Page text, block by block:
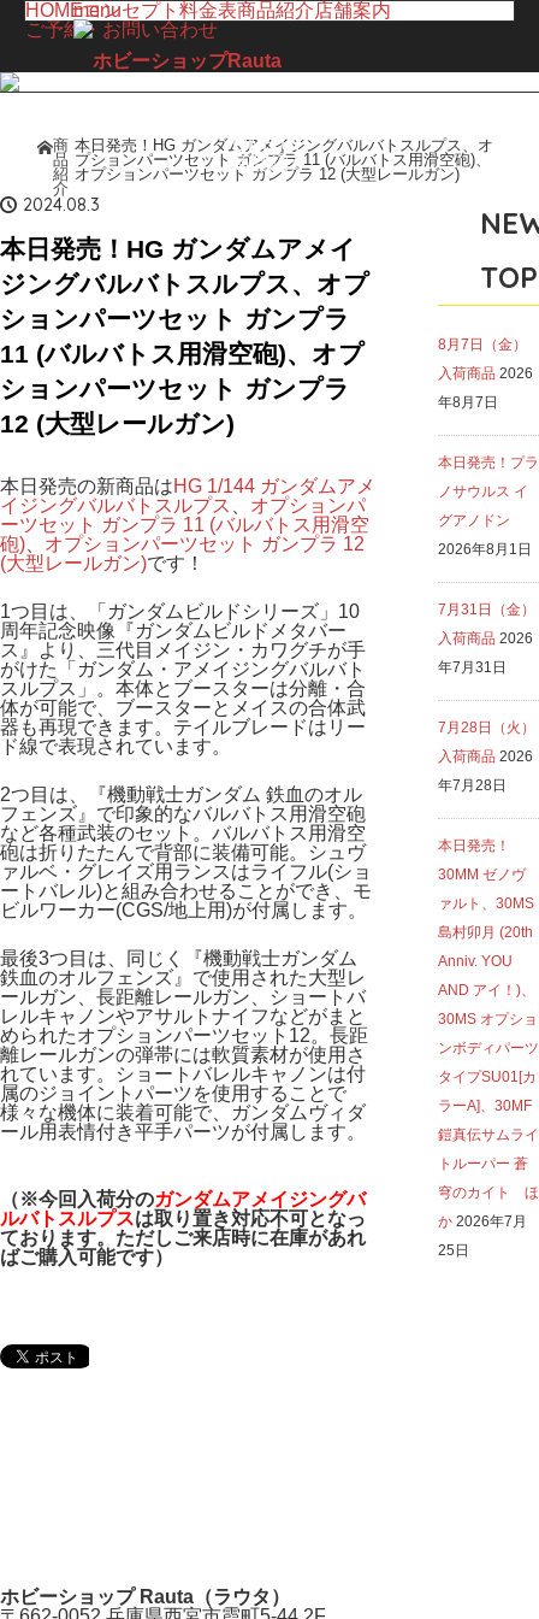
menu
HOMEコンセプト 料金表商品紹介店舗案内
ご予約・お問い合わせ
LINE UP
商品紹介
ホーム
商
品
紹
介
本日発売！HG ガンダムアメイジングバルバトスルプス、オ
プションパーツセット ガンプラ 11 (バルバトス用滑空砲)、
オプションパーツセット ガンプラ 12 (大型レールガン)
2024.08.3
本日発売！HG ガンダムアメイ
ジングバルバトスルプス、オプ
ションパーツセット ガンプラ
11 (バルバトス用滑空砲)、オプ
ションパーツセット ガンプラ
12 (大型レールガン)
本日発売の新商品はHG 1/144 ガンダムアメ
イジングバルバトスルプス
オプションパ
ーツセット ガンプラ 11 (バルバトス用滑空
砲)
オプションパーツセット ガンプラ 12
(大型レールガン)です！
1つ目は、「ガンダムビルドシリーズ」10
周年記念映像『ガンダムビルドメタバー
ス』より、三代目メイジン・カワグチが手
がけた「ガンダム・アメイジングバルバト
スルプス」。本体とブースターは分離・合
体が可能で、ブースターとメイスの合体武
器も再現できます。テイルブレードはリー
ド線で表現されています。
2つ目は、『機動戦士ガンダム 鉄血のオル
フェンズ』で印象的なバルバトス用滑空砲
など各種武装のセット。バルバトス用滑空
砲は折りたたんで背部に装備可能。シュヴ
ァルベ・グレイズ用ランスはライフル(ショ
ートバレル)と組み合わせることができ、モ
ビルワーカー(CGS/地上用)が付属します。
最後3つ目は、同じく『機動戦士ガンダム
鉄血のオルフェンズ』で使用された大型レ
ールガン、長距離レールガン、ショートバ
レルキャノンやアサルトナイフなどがまと
められたオプションパーツセット12。長距
離レールガンの弾帯には軟質素材が使用さ
れています。ショートバレルキャノンは付
属のジョイントパーツを使用することで
様々な機体に装着可能で、ガンダムヴィダ
ール用表情付き平手パーツが付属します。
（※今回入荷分のガンダムアメイジングバ
ルバトスルプスは取り置き対応不可となっ
ております。ただしご来店時に在庫があれ
ばご購入可能です）
8月7日（金）
入荷商品 2026
年8月7日
本日発売！プラ
ノサウルス イ
グアノドン
2026年8月1日
7月31日（金）
入荷商品 2026
年7月31日
7月28日（火）
入荷商品 2026
年7月28日
本日発売！
30MM ゼノヴ
ァルト、30MS
島村卯月 (20th
Anniv. YOU
AND アイ！)、
30MS オプショ
ンボディパーツ
タイプSU01[カ
ラーA]、30MF
鎧真伝サムライ
トルーパー 蒼
穹のカイト ほ
か 2026年7月
25日
ホビーショップ Rauta（ラウタ）